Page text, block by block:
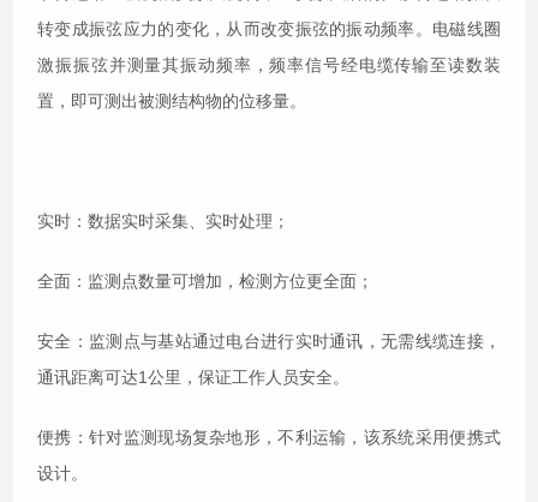
转变成振弦应力的变化，从而改变振弦的振动频率。电磁线圈
激振振弦并测量其振动频率，频率信号经电缆传输至读数装
置，即可测出被测结构物的位移量。
实时：数据实时采集、实时处理；
全面：监测点数量可增加，检测方位更全面；
安全：监测点与基站通过电台进行实时通讯，无需线缆连接，
通讯距离可达1公里，保证工作人员安全。
便携：针对监测现场复杂地形，不利运输，该系统采用便携式
设计。